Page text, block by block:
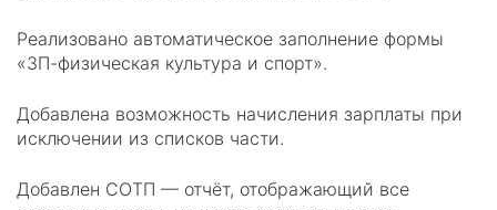
Реализовано автоматическое заполнение формы
«ЗП-физическая культура и спорт».
Добавлена возможность начисления зарплаты при
исключении из списков части.
Добавлен СОТП — отчёт, отображающий все